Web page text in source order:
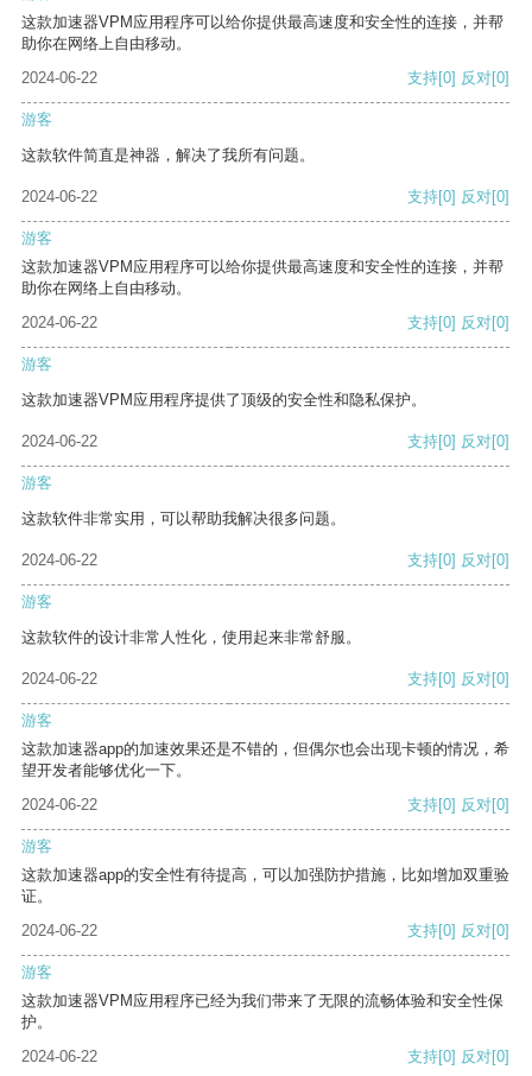
这款加速器VPM应用程序可以给你提供最高速度和安全性的连接，并帮
助你在网络上自由移动。
2024-06-22
支持[0] 反对[0]
游客
这款软件简直是神器，解决了我所有问题。
2024-06-22 支持[0] 反对[0]
游客
这款加速器VPM应用程序可以给你提供最高速度和安全性的连接，并帮
助你在网络上自由移动。
2024-06-22
支持[0] 反对[0]
游客
这款加速器VPM应用程序提供了顶级的安全性和隐私保护。
2024-06-22 支持[0] 反对[0]
游客
这款软件非常实用，可以帮助我解决很多问题。
2024-06-22 支持[0] 反对[0]
游客
这款软件的设计非常人性化，使用起来非常舒服。
2024-06-22 支持[0] 反对[0]
游客
这款加速器app的加速效果还是不错的，但偶尔也会出现卡顿的情况，希
望开发者能够优化一下。
2024-06-22
支持[0] 反对[0]
游客
这款加速器app的安全性有待提高，可以加强防护措施，比如增加双重验
证。
2024-06-22
支持[0] 反对[0]
游客
这款加速器VPM应用程序已经为我们带来了无限的流畅体验和安全性保
护。
2024-06-22
支持[0] 反对[0]